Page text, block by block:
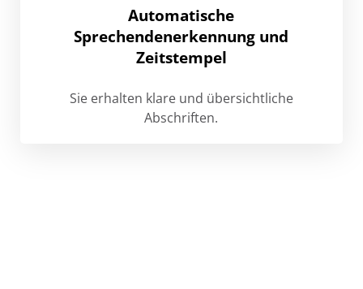
Automatische
Sprechendenerkennung und
Zeitstempel
Sie erhalten klare und übersichtliche
Abschriften.